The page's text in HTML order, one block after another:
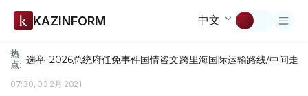
KAZINFORM 中文
热
点: 选举-2026总统府任免事件国情咨文跨里海国际运输路线/中间走廊
07:30, 03 2月 2021